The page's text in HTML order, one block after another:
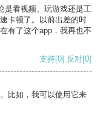
是看视频、玩游戏还是工
卡顿了。以前出差的时
有了这个app，我再也不
支持[0] 反对[0]
比如，我可以使用它来